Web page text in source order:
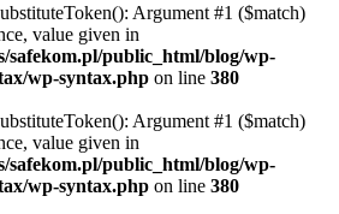
Argument #1 ($match)
value given in
safekom.pl/public_html/blog/wp-
wp-syntax.php on line 380
Argument #1 ($match)
value given in
safekom.pl/public_html/blog/wp-
wp-syntax.php on line 380